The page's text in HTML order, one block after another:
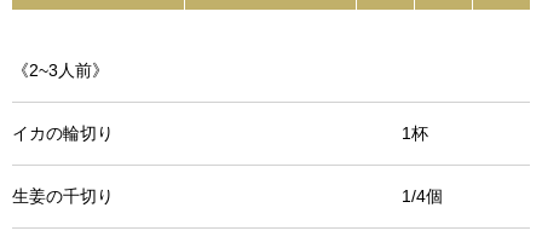
《2~3人前》
イカの輪切り 1杯
生姜の千切り 1/4個